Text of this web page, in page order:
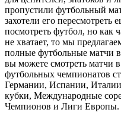
пропустили футбольный
захотели его
посмотреть футбол, но как
не хватает, то мы
полные футбольные матчи
вы можете смотреть матчи
футбольных чемпионатов
Германии, Испании,
кубки, Международные
Чемпионов и Лиги Европы.